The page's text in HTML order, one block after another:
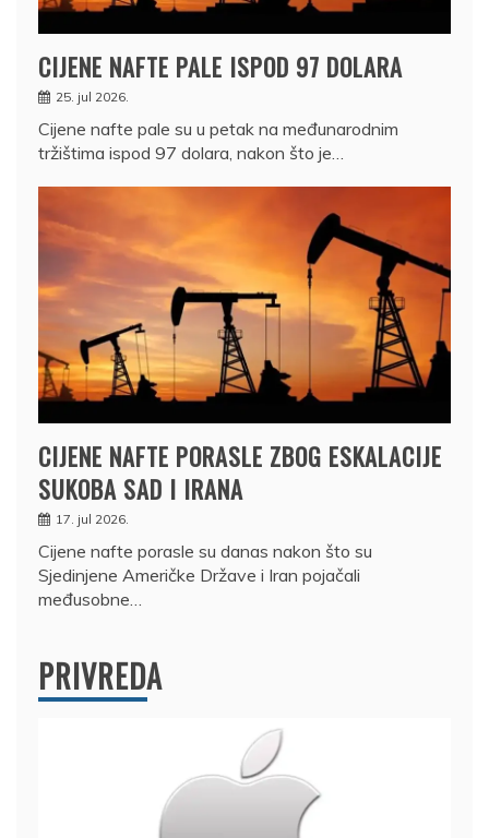
CIJENE NAFTE PALE ISPOD 97 DOLARA
25. jul 2026.
Cijene nafte pale su u petak na međunarodnim
tržištima ispod 97 dolara, nakon što je…
CIJENE NAFTE PORASLE ZBOG ESKALACIJE
SUKOBA SAD I IRANA
17. jul 2026.
Cijene nafte porasle su danas nakon što su
Sjedinjene Američke Države i Iran pojačali
međusobne…
PRIVREDA